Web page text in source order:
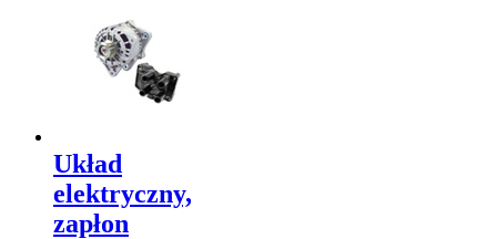
Układ
elektryczny,
zapłon